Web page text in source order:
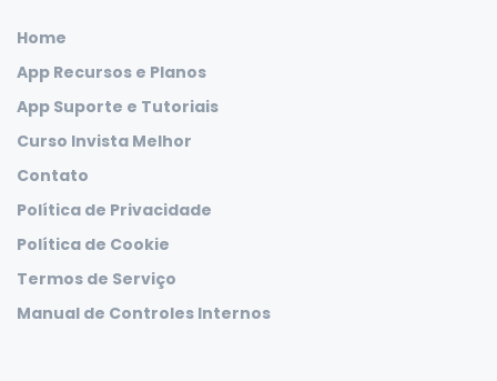
Home
App Recursos e Planos
App Suporte e Tutoriais
Curso Invista Melhor
Contato
Política de Privacidade
Política de Cookie
Termos de Serviço
Manual de Controles Internos